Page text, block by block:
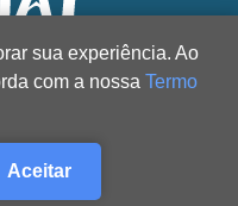
sua experiência. Ao
com a nossa Termo
Aceitar